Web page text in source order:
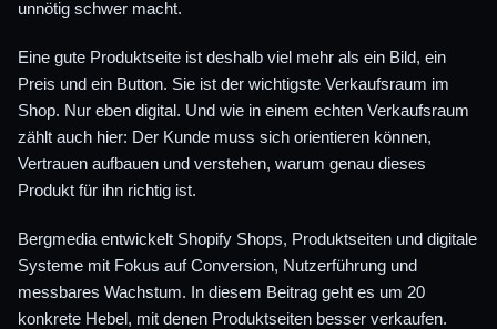
unnötig schwer macht.
Eine gute Produktseite ist deshalb viel mehr als ein Bild, ein
Preis und ein Button. Sie ist der wichtigste Verkaufsraum im
Shop. Nur eben digital. Und wie in einem echten Verkaufsraum
zählt auch hier: Der Kunde muss sich orientieren können,
Vertrauen aufbauen und verstehen, warum genau dieses
Produkt für ihn richtig ist.
Bergmedia entwickelt Shopify Shops, Produktseiten und digitale
Systeme mit Fokus auf Conversion, Nutzerführung und
messbares Wachstum. In diesem Beitrag geht es um 20
konkrete Hebel, mit denen Produktseiten besser verkaufen.